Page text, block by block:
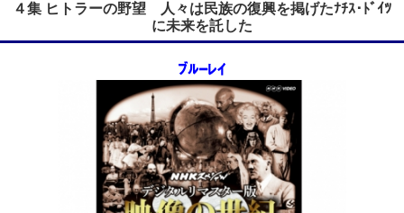
４集 ヒトラーの野望 人々は民族の復興を掲げたﾅﾁｽ･ﾄﾞｲﾂ
に未来を託した